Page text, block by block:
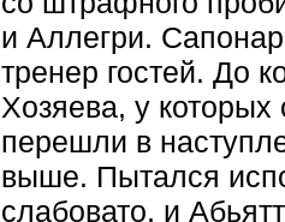
и Аллегри.
тренер гостей. До
Хозяева, у
перешли в
выше. Пытался
слабовато, и